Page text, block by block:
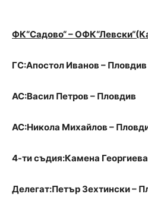
ФК“Садово“ –
ГС:Апостол Иванов – Пловдив
АС:Васил Петров – Пловдив
АС:Никола Михайлов –
4-ти съдия:Камена
Делегат:Петър Зехтински –